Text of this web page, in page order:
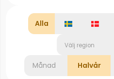
Alla
Välj region
Månad Halvår